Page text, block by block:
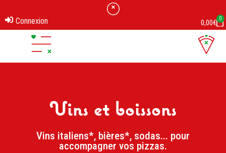
Connexion 0,00€ 0
Vins et boissons
Vins italiens*, bières*, sodas... pour
accompagner vos pizzas.